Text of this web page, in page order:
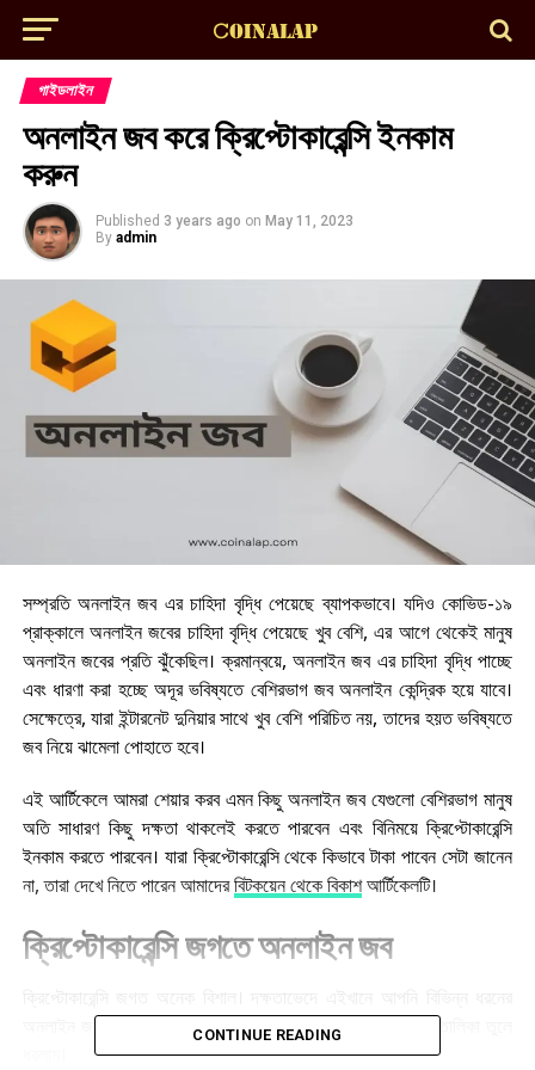
গাইডলাইন
অনলাইন জব করে ক্রিপ্টোকারেন্সি ইনকাম
করুন
Published 3 years ago on May 11, 2023
By admin
সম্প্রতি অনলাইন জব এর চাহিদা বৃদ্ধি পেয়েছে ব্যাপকভাবে। যদিও কোভিড-১৯
প্রাক্কালে অনলাইন জবের চাহিদা বৃদ্ধি পেয়েছে খুব বেশি, এর আগে থেকেই মানুষ
অনলাইন জবের প্রতি ঝুঁকেছিল। ক্রমান্বয়ে, অনলাইন জব এর চাহিদা বৃদ্ধি পাচ্ছে
এবং ধারণা করা হচ্ছে অদূর ভবিষ্যতে বেশিরভাগ জব অনলাইন কেন্দ্রিক হয়ে যাবে।
সেক্ষেত্রে, যারা ইন্টারনেট দুনিয়ার সাথে খুব বেশি পরিচিত নয়, তাদের হয়ত ভবিষ্যতে
জব নিয়ে ঝামেলা পোহাতে হবে।
এই আর্টিকেলে আমরা শেয়ার করব এমন কিছু অনলাইন জব যেগুলো বেশিরভাগ মানুষ
অতি সাধারণ কিছু দক্ষতা থাকলেই করতে পারবেন এবং বিনিময়ে ক্রিপ্টোকারেন্সি
ইনকাম করতে পারবেন। যারা ক্রিপ্টোকারেন্সি থেকে কিভাবে টাকা পাবেন সেটা জানেন
না, তারা দেখে নিতে পারেন আমাদেরবিটকয়েন থেকে বিকাশআর্টিকেলটি।
ক্রিপ্টোকারেন্সি জগতে অনলাইন জব
অনলাইন জব করতে পারেন। নিচে আমরা কমন কিছু অনলাইন জব এর তালিকা তুলে
CONTINUE READING